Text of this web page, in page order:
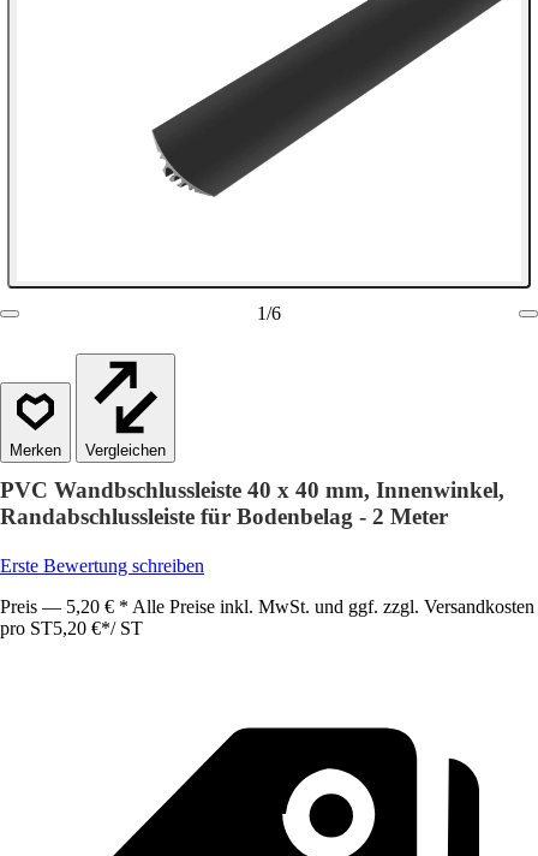
1/6
Vergleichen
PVC Wandbschlussleiste 40 x 40 mm, Innenwinkel,
Randabschlussleiste für Bodenbelag - 2 Meter
Erste Bewertung schreiben
Preis — 5,20 € * Alle Preise inkl. MwSt. und ggf. zzgl. Versandkosten
pro ST5,20 €*/ ST